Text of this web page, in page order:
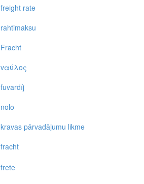
freight rate
rahtimaksu
Fracht
vαύλoς
fuvardíj
nolo
kravas pārvadājumu likme
fracht
frete